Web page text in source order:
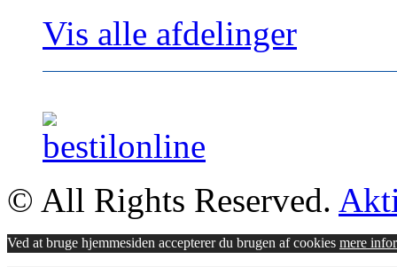
Vis alle afdelinger
© All Rights Reserved.
Ved at bruge hjemmesiden accepterer du brugen af cookies mere